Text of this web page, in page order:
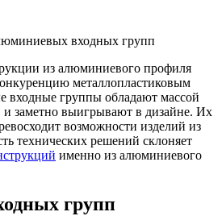
из алюминиевого профиля
металлопластиковым
входные группы обладают массой
и заметно выигрывают в дизайне. Их
возможности изделий из
технических решений склоняет
именно из алюминиевого
групп